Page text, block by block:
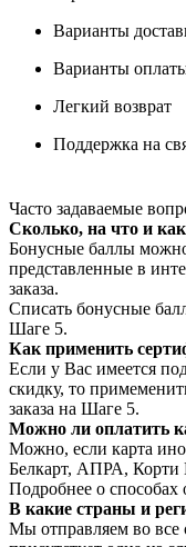
Варианты
Варианты
Легкий возврат
Поддержка на
Часто задаваемые
Сколько, на что и
Бонусные баллы
представленные в
заказа.
Списать бонусные
Шаге 5.
Как применить
Если у Вас имеется
скидку, то
заказа на Шаге 5.
Можно ли оплатить
Можно, если карта
Белкарт, АПРА, Корти
Подробнее о
В какие страны и
Мы отправляем во